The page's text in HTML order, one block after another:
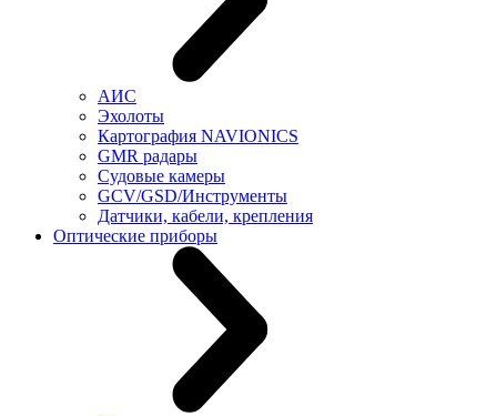
АИС
Эхолоты
Картография NAVIONICS
GMR радары
Судовые камеры
GCV/GSD/Инструменты
Датчики, кабели, крепления
Оптические приборы